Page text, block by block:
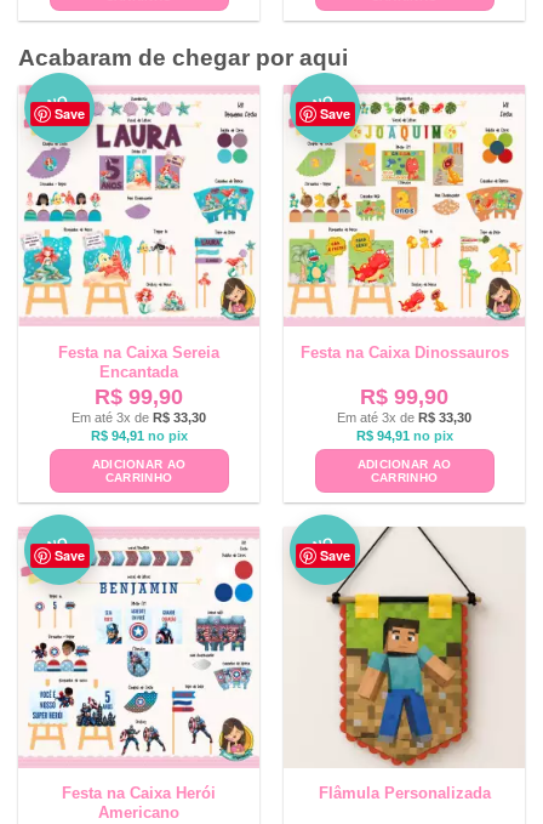
Acabaram de chegar por aqui
Save
NO
VO
Festa na Caixa Sereia
Encantada
R$ 99,90
Em até 3x de R$ 33,30
R$94,91 no pix
ADICIONAR AO
CARRINHO
Save
NO
VO
Festa na Caixa Dinossauros
R$ 99,90
Em até 3x de R$ 33,30
R$94,91 no pix
ADICIONAR AO
CARRINHO
Save
NO
VO
Festa na Caixa Herói
Americano
Save
NO
VO
Flâmula Personalizada